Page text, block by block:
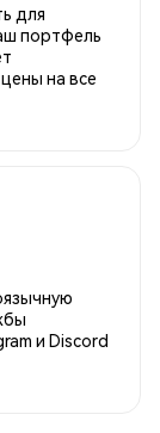
для
портфель
на все
и Discord